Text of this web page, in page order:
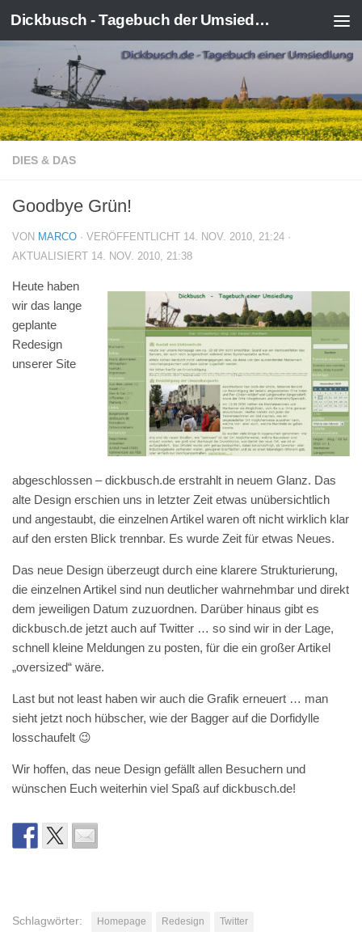
Zum Inhalt springen Dickbusch - Tagebuch der Umsiedlung von Kerpen-Manheim
DIES & DAS
Goodbye Grün!
VON MARCO · VERÖFFENTLICHT 14. NOV. 2010, 21:24 ·
AKTUALISIERT 14. NOV. 2010, 21:38
Heute haben
wir das lange
geplante
Redesign
unserer Site
abgeschlossen – dickbusch.de erstrahlt in neuem Glanz. Das
alte Design erschien uns in letzter Zeit etwas unübersichtlich
und angestaubt, die einzelnen Artikel waren oft nicht wirklich klar
auf den ersten Blick trennbar. Es wurde Zeit für etwas Neues.
Das neue Design überzeugt durch eine klarere Strukturierung,
die einzelnen Artikel sind nun deutlicher wahrnehmbar und direkt
dem jeweiligen Datum zuzuordnen. Darüber hinaus gibt es
dickbusch.de jetzt auch auf Twitter … so sind wir in der Lage,
schnell kleine Meldungen zu posten, für die ein großer Artikel
„oversized“ wäre.
Last but not least haben wir auch die Grafik erneuert … man
sieht jetzt noch hübscher, wie der Bagger auf die Dorfidylle
losschaufelt 😉
Wir hoffen, das neue Design gefällt allen Besuchern und
wünschen Euch weiterhin viel Spaß auf dickbusch.de!
Schlagwörter: Homepage Redesign Twitter